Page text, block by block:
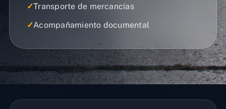
✓Transporte de mercancías
✓Acompañamiento documental